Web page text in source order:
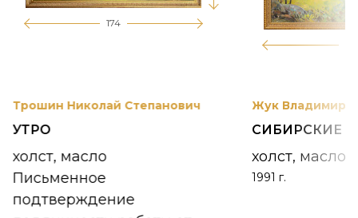
174
Трошин Николай Степанович
УТРО
холст, масло
Письменное
подтверждение
Жук Владимир
СИБИРСКИЕ
холст, масло
1991 г.